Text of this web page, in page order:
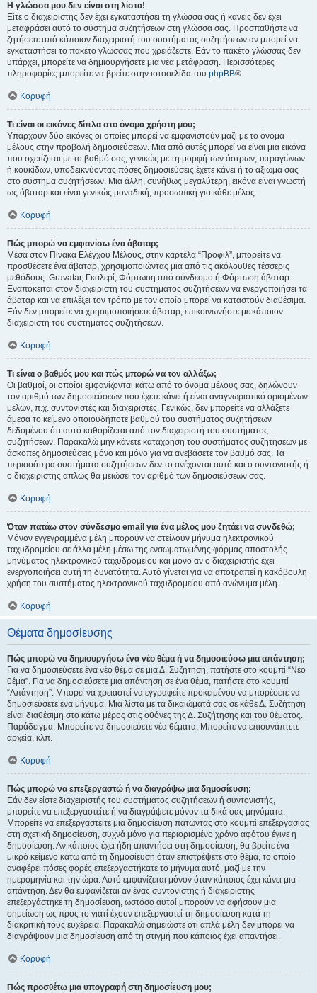
Η γλώσσα μου δεν είναι στη λίστα!
Είτε ο διαχειριστής δεν έχει εγκαταστήσει τη γλώσσα σας ή κανείς δεν έχει
μεταφράσει αυτό το σύστημα συζητήσεων στη γλώσσα σας. Προσπαθήστε να
ζητήσετε από κάποιον διαχειριστή του συστήματος συζητήσεων αν μπορεί να
εγκαταστήσει το πακέτο γλώσσας που χρειάζεστε. Εάν το πακέτο γλώσσας δεν
υπάρχει, μπορείτε να δημιουργήσετε μια νέα μετάφραση. Περισσότερες
πληροφορίες μπορείτε να βρείτε στην ιστοσελίδα του phpBB®.
Κορυφή
Τι είναι οι εικόνες δίπλα στο όνομα χρήστη μου;
Υπάρχουν δύο εικόνες οι οποίες μπορεί να εμφανιστούν μαζί με το όνομα
μέλους στην προβολή δημοσιεύσεων. Μια από αυτές μπορεί να είναι μια εικόνα
που σχετίζεται με το βαθμό σας, γενικώς με τη μορφή των άστρων, τετραγώνων
ή κουκίδων, υποδεικνύοντας πόσες δημοσιεύσεις έχετε κάνει ή το αξίωμα σας
στο σύστημα συζητήσεων. Μια άλλη, συνήθως μεγαλύτερη, εικόνα είναι γνωστή
ως άβαταρ και είναι γενικώς μοναδική, προσωπική για κάθε μέλος.
Κορυφή
Πώς μπορώ να εμφανίσω ένα άβαταρ;
Μέσα στον Πίνακα Ελέγχου Μέλους, στην καρτέλα “Προφίλ”, μπορείτε να
προσθέσετε ένα άβαταρ, χρησιμοποιώντας μια από τις ακόλουθες τέσσερις
μεθόδους: Gravatar, Γκαλερί, Φόρτωση από σύνδεσμο ή Φόρτωση άβαταρ.
Εναπόκειται στον διαχειριστή του συστήματος συζητήσεων να ενεργοποιήσει τα
άβαταρ και να επιλέξει τον τρόπο με τον οποίο μπορεί να καταστούν διαθέσιμα.
Εάν δεν μπορείτε να χρησιμοποιήσετε άβαταρ, επικοινωνήστε με κάποιον
διαχειριστή του συστήματος συζητήσεων.
Κορυφή
Τι είναι ο βαθμός μου και πώς μπορώ να τον αλλάξω;
Οι βαθμοί, οι οποίοι εμφανίζονται κάτω από το όνομα μέλους σας, δηλώνουν
τον αριθμό των δημοσιεύσεων που έχετε κάνει ή είναι αναγνωριστικό ορισμένων
μελών, π.χ. συντονιστές και διαχειριστές. Γενικώς, δεν μπορείτε να αλλάξετε
άμεσα το κείμενο οποιουδήποτε βαθμού του συστήματος συζητήσεων
δεδομένου ότι αυτό καθορίζεται από τον διαχειριστή του συστήματος
συζητήσεων. Παρακαλώ μην κάνετε κατάχρηση του συστήματος συζητήσεων με
άσκοπες δημοσιεύσεις μόνο και μόνο για να ανεβάσετε τον βαθμό σας. Τα
περισσότερα συστήματα συζητήσεων δεν το ανέχονται αυτό και ο συντονιστής ή
ο διαχειριστής απλώς θα μειώσει τον αριθμό των δημοσιεύσεων σας.
Κορυφή
Όταν πατάω στον σύνδεσμο email για ένα μέλος μου ζητάει να συνδεθώ;
Μόνον εγγεγραμμένα μέλη μπορούν να στείλουν μήνυμα ηλεκτρονικού
ταχυδρομείου σε άλλα μέλη μέσω της ενσωματωμένης φόρμας αποστολής
μηνύματος ηλεκτρονικού ταχυδρομείου και μόνο αν ο διαχειριστής έχει
ενεργοποιήσει αυτή τη δυνατότητα. Αυτό γίνεται για να αποτραπεί η κακόβουλη
χρήση του συστήματος ηλεκτρονικού ταχυδρομείου από ανώνυμα μέλη.
Κορυφή
Θέματα δημοσίευσης
Πώς μπορώ να δημιουργήσω ένα νέο θέμα ή να δημοσιεύσω μια απάντηση;
Για να δημοσιεύσετε ένα νέο θέμα σε μια Δ. Συζήτηση, πατήστε στο κουμπί “Νέο
θέμα”. Για να δημοσιεύσετε μια απάντηση σε ένα θέμα, πατήστε στο κουμπί
“Απάντηση”. Μπορεί να χρειαστεί να εγγραφείτε προκειμένου να μπορέσετε να
δημοσιεύσετε ένα μήνυμα. Μια λίστα με τα δικαιώματά σας σε κάθε Δ. Συζήτηση
είναι διαθέσιμη στο κάτω μέρος στις οθόνες της Δ. Συζήτησης και του θέματος.
Παράδειγμα: Μπορείτε να δημοσιεύετε νέα θέματα, Μπορείτε να επισυνάπτετε
αρχεία, κλπ.
Κορυφή
Πώς μπορώ να επεξεργαστώ ή να διαγράψω μια δημοσίευση;
Εάν δεν είστε διαχειριστής του συστήματος συζητήσεων ή συντονιστής,
μπορείτε να επεξεργαστείτε ή να διαγράψετε μόνον τα δικά σας μηνύματα.
Μπορείτε να επεξεργαστείτε μια δημοσίευση πατώντας στο κουμπί επεξεργασίας
στη σχετική δημοσίευση, συχνά μόνο για περιορισμένο χρόνο αφότου έγινε η
δημοσίευση. Αν κάποιος έχει ήδη απαντήσει στη δημοσίευση, θα βρείτε ένα
μικρό κείμενο κάτω από τη δημοσίευση όταν επιστρέψετε στο θέμα, το οποίο
αναφέρει πόσες φορές επεξεργαστήκατε το μήνυμα αυτό, μαζί με την
ημερομηνία και την ώρα. Αυτό εμφανίζεται μόνον όταν κάποιος έχει κάνει μια
απάντηση. Δεν θα εμφανίζεται αν ένας συντονιστής ή διαχειριστής
επεξεργάστηκε τη δημοσίευση, ωστόσο αυτοί μπορούν να αφήσουν μια
σημείωση ως προς το γιατί έχουν επεξεργαστεί τη δημοσίευση κατά τη
διακριτική τους ευχέρεια. Παρακαλώ σημειώστε ότι απλά μέλη δεν μπορεί να
διαγράψουν μια δημοσίευση από τη στιγμή που κάποιος έχει απαντήσει.
Κορυφή
Πώς προσθέτω μια υπογραφή στη δημοσίευση μου;